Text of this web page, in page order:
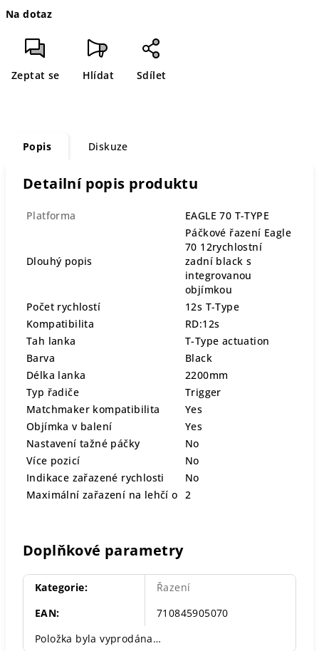
cena:
Na dotaz
Zeptat se Hlídat Sdílet
Popis Diskuze
Detailní popis produktu
Platforma EAGLE 70 T-TYPE
Dlouhý popis
Páčkové řazení Eagle
70 12rychlostní
zadní black s
integrovanou
objímkou
Počet rychlostí
12s T-Type
Kompatibilita
RD:12s
Tah lanka
T-Type actuation
Barva
Black
Délka lanka
2200mm
Typ řadiče
Trigger
Matchmaker kompatibilita
Yes
Objímka v balení
Yes
Nastavení tažné páčky
No
Více pozicí
No
Indikace zařazené rychlosti
No
Maximální zařazení na lehčí o 2
Doplňkové parametry
Kategorie:
Řazení
EAN:
710845905070
Položka byla vyprodána…